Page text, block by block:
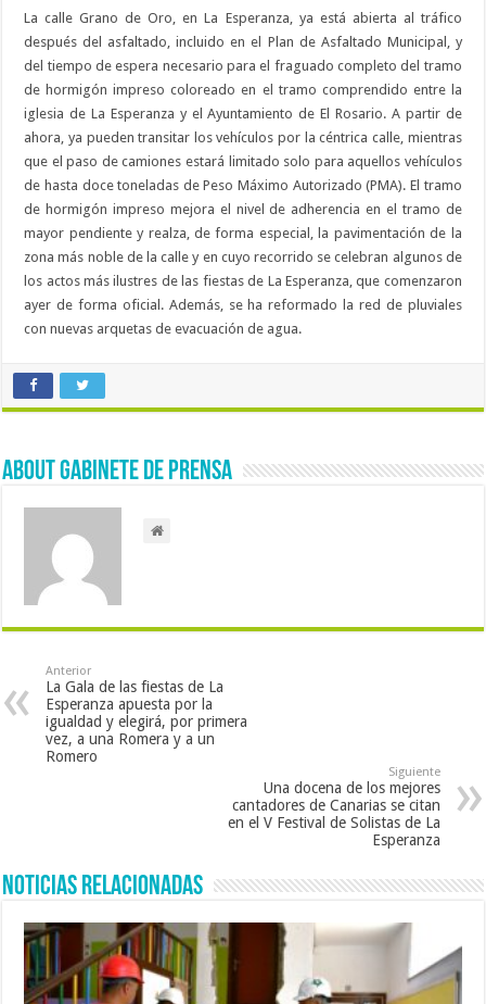
La calle Grano de Oro, en La Esperanza, ya está abierta al tráfico
después del asfaltado, incluido en el Plan de Asfaltado Municipal, y
del tiempo de espera necesario para el fraguado completo del tramo
de hormigón impreso coloreado en el tramo comprendido entre la
iglesia de La Esperanza y el Ayuntamiento de El Rosario. A partir de
ahora, ya pueden transitar los vehículos por la céntrica calle, mientras
que el paso de camiones estará limitado solo para aquellos vehículos
de hasta doce toneladas de Peso Máximo Autorizado (PMA). El tramo
de hormigón impreso mejora el nivel de adherencia en el tramo de
mayor pendiente y realza, de forma especial, la pavimentación de la
zona más noble de la calle y en cuyo recorrido se celebran algunos de
los actos más ilustres de las fiestas de La Esperanza, que comenzaron
ayer de forma oficial. Además, se ha reformado la red de pluviales
con nuevas arquetas de evacuación de agua.
About Gabinete de Prensa
Anterior
La Gala de las fiestas de La
Esperanza apuesta por la
igualdad y elegirá, por primera
vez, a una Romera y a un
Romero
Siguiente
Una docena de los mejores
cantadores de Canarias se citan
en el V Festival de Solistas de La
Esperanza
Noticias Relacionadas